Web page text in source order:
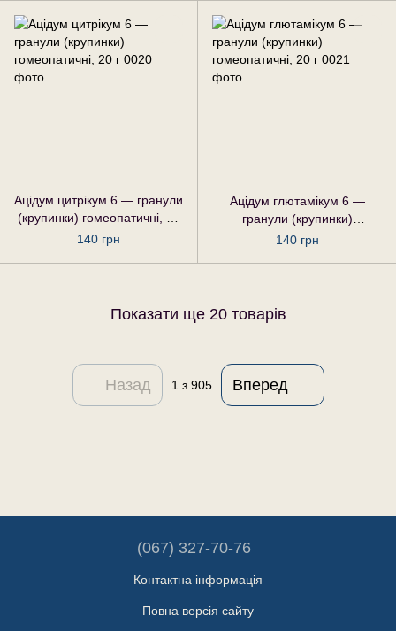
Ацідум цитрікум 6 — гранули
(крупинки) гомеопатичні, 20
г
140 грн
Ацідум глютамікум 6 —
гранули (крупинки)
гомеопатичні, 20 г
140 грн
Показати ще 20 товарів
Назад 1 з 905 Вперед
(067) 327-70-76
Контактна інформація
Повна версія сайту